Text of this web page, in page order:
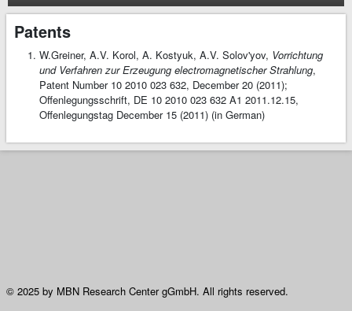
Patents
W.Greiner, A.V. Korol, A. Kostyuk, A.V. Solov'yov, Vorrichtung
und Verfahren zur Erzeugung electromagnetischer Strahlung,
Patent Number 10 2010 023 632, December 20 (2011);
Offenlegungsschrift, DE 10 2010 023 632 A1 2011.12.15,
Offenlegungstag December 15 (2011) (in German)
© 2025 by MBN Research Center gGmbH. All rights reserved.